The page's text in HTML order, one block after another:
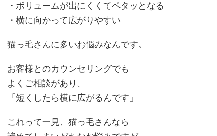
・ボリュームが出にくくてペタッとなる
・横に向かって広がりやすい
猫っ毛さんに多いお悩みなんです。
お客様とのカウンセリングでも
よくご相談があり、
「 短くしたら横に広がるんです 」
これって一見、猫っ毛さんなら